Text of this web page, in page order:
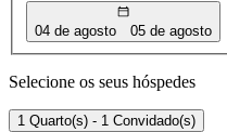
04 de agosto 05 de agosto
Selecione os seus hóspedes
1 Quarto(s) - 1 Convidado(s)